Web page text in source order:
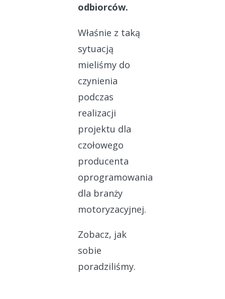
odbiorców.
Właśnie z taką
sytuacją
mieliśmy do
czynienia
podczas
realizacji
projektu dla
czołowego
producenta
oprogramowania
dla branży
motoryzacyjnej.
Zobacz, jak
sobie
poradziliśmy.